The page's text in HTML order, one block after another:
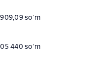
soʻm
440 soʻm